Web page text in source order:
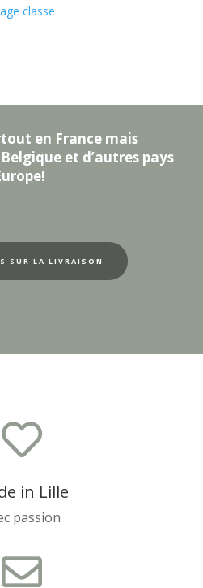
classe
en France mais
et d’autres pays
SUR LA LIVRAISON

in Lille
passion
